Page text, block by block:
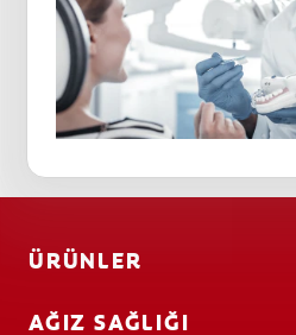
ÜRÜNLER
AĞIZ SAĞLIĞI